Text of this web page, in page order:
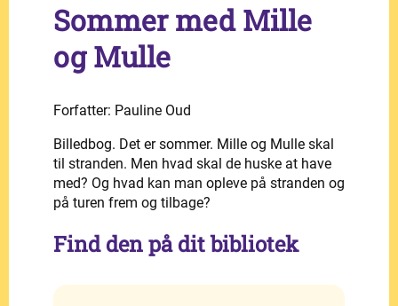
Sommer med Mille
og Mulle
Forfatter: Pauline Oud
Billedbog. Det er sommer. Mille og Mulle skal
til stranden. Men hvad skal de huske at have
med? Og hvad kan man opleve på stranden og
på turen frem og tilbage?
Find den på dit bibliotek